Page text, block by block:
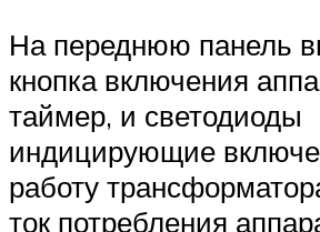
На переднюю панель
кнопка включения
таймер, и светодиоды
индицирующие
работу
ток потребления